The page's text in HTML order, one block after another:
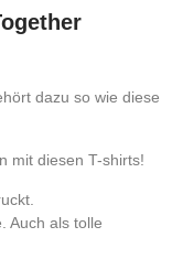
dazu so wie diese
mit diesen T-shirts!
Auch als tolle